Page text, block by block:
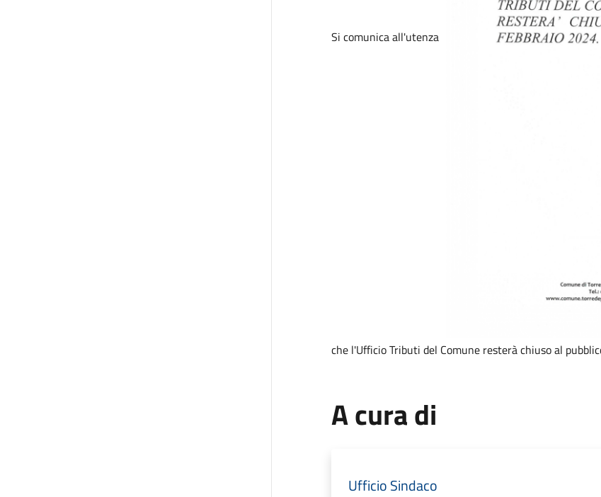
Si comunica all'utenza
che l'Ufficio Tributi del Comune resterà chiuso al
A cura di
Ufficio Sindaco